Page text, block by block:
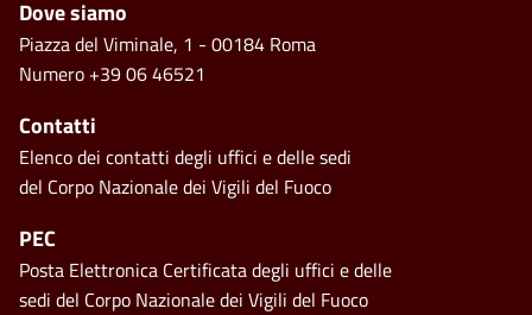
Footer
Dove siamo
Piazza del Viminale, 1 - 00184 Roma
Numero +39 06 46521
Contatti
Elenco dei contatti degli uffici e delle sedi
del Corpo Nazionale dei Vigili del Fuoco
PEC
Posta Elettronica Certificata degli uffici e delle
sedi del Corpo Nazionale dei Vigili del Fuoco